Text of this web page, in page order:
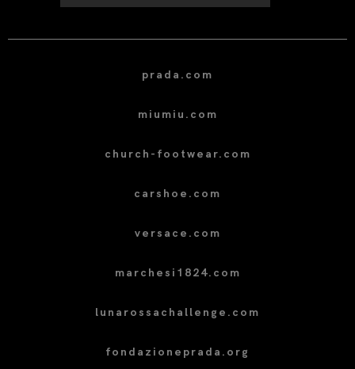
prada.com
miumiu.com
church-footwear.com
carshoe.com
versace.com
marchesi1824.com
lunarossachallenge.com
fondazioneprada.org